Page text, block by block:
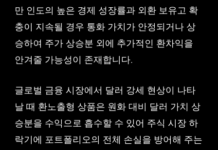
만 인도의 높은 경제 성장률과 외환 보유고 확
충이 지속될 경우 통화 가치가 안정되거나 상
승하여 주가 상승분 외에 추가적인 환차익을
안겨줄 가능성이 존재합니다.
글로벌 금융 시장에서 달러 강세 현상이 나타
날 때 환노출형 상품은 원화 대비 달러 가치 상
승분을 수익으로 흡수할 수 있어 주식 시장 하
락기에 포트폴리오의 전체 손실을 방어해 주는